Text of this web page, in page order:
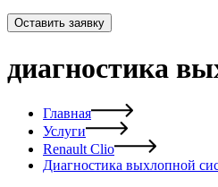
Оставить заявку
диагностика
Главная
Услуги
Renault Clio
Диагностика выхлопной